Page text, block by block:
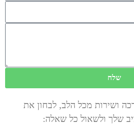
שלח
ושירות מכל הלב, לבחון את
שלך ולשאול כל שאלה: